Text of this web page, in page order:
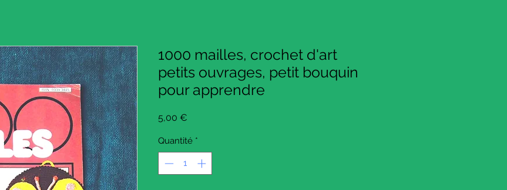
1000 mailles, crochet d'art
petits ouvrages, petit bouquin
pour apprendre
5,00 €
Quantité *